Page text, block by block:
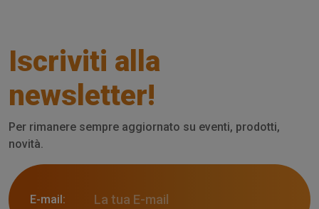
Iscriviti alla
newsletter!
Per rimanere sempre aggiornato su eventi, prodotti,
novità.
E-mail: